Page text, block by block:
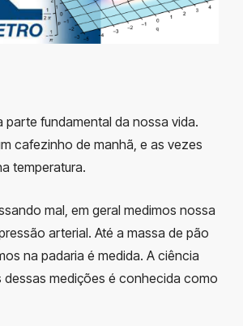
parte fundamental da nossa vida.
cafezinho de manhã, e as vezes
temperatura.
mal, em geral medimos nossa
arterial. Até a massa de pão
na padaria é medida. A ciência
dessas medições é conhecida como